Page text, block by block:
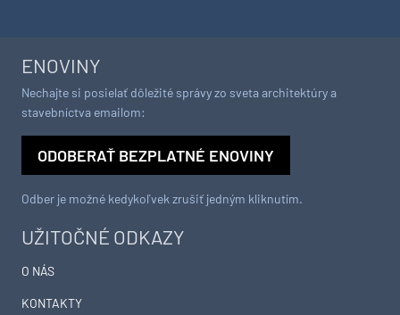
UŽITOČNÉ ODKAZY
O NÁS
KONTAKTY
ENOVINY
Nechajte si posielať dôležité správy zo sveta architektúry a
stavebníctva emailom:
ODOBERAŤ BEZPLATNÉ ENOVINY
Odber je možné kedykoľvek zrušiť jedným kliknutím.